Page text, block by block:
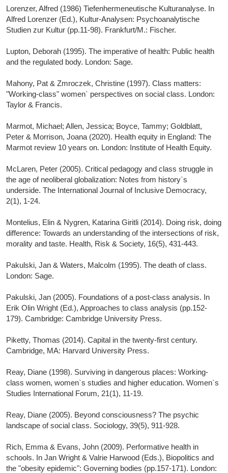
Lorenzer, Alfred (1986) Tiefenhermeneutische Kulturanalyse. In
Alfred Lorenzer (Ed.), Kultur-Analysen: Psychoanalytische
Studien zur Kultur (pp.11-98). Frankfurt/M.: Fischer.
Lupton, Deborah (1995). The imperative of health: Public health
and the regulated body. London: Sage.
Mahony, Pat & Zmroczek, Christine (1997). Class matters:
"Working-class" women` perspectives on social class. London:
Taylor & Francis.
Marmot, Michael; Allen, Jessica; Boyce, Tammy; Goldblatt,
Peter & Morrison, Joana (2020). Health equity in England: The
Marmot review 10 years on. London: Institute of Health Equity.
McLaren, Peter (2005). Critical pedagogy and class struggle in
the age of neoliberal globalization: Notes from history`s
underside. The International Journal of Inclusive Democracy,
2(1), 1-24.
Montelius, Elin & Nygren, Katarina Giritli (2014). Doing risk, doing
difference: Towards an understanding of the intersections of risk,
morality and taste. Health, Risk & Society, 16(5), 431-443.
Pakulski, Jan & Waters, Malcolm (1995). The death of class.
London: Sage.
Pakulski, Jan (2005). Foundations of a post-class analysis. In
Erik Olin Wright (Ed.), Approaches to class analysis (pp.152-
179). Cambridge: Cambridge University Press.
Piketty, Thomas (2014). Capital in the twenty-first century.
Cambridge, MA: Harvard University Press.
Reay, Diane (1998). Surviving in dangerous places: Working-
class women, women`s studies and higher education. Women`s
Studies International Forum, 21(1), 11-19.
Reay, Diane (2005). Beyond consciousness? The psychic
landscape of social class. Sociology, 39(5), 911-928.
Rich, Emma & Evans, John (2009). Performative health in
schools. In Jan Wright & Valrie Harwood (Eds.), Biopolitics and
the "obesity epidemic": Governing bodies (pp.157-171). London: